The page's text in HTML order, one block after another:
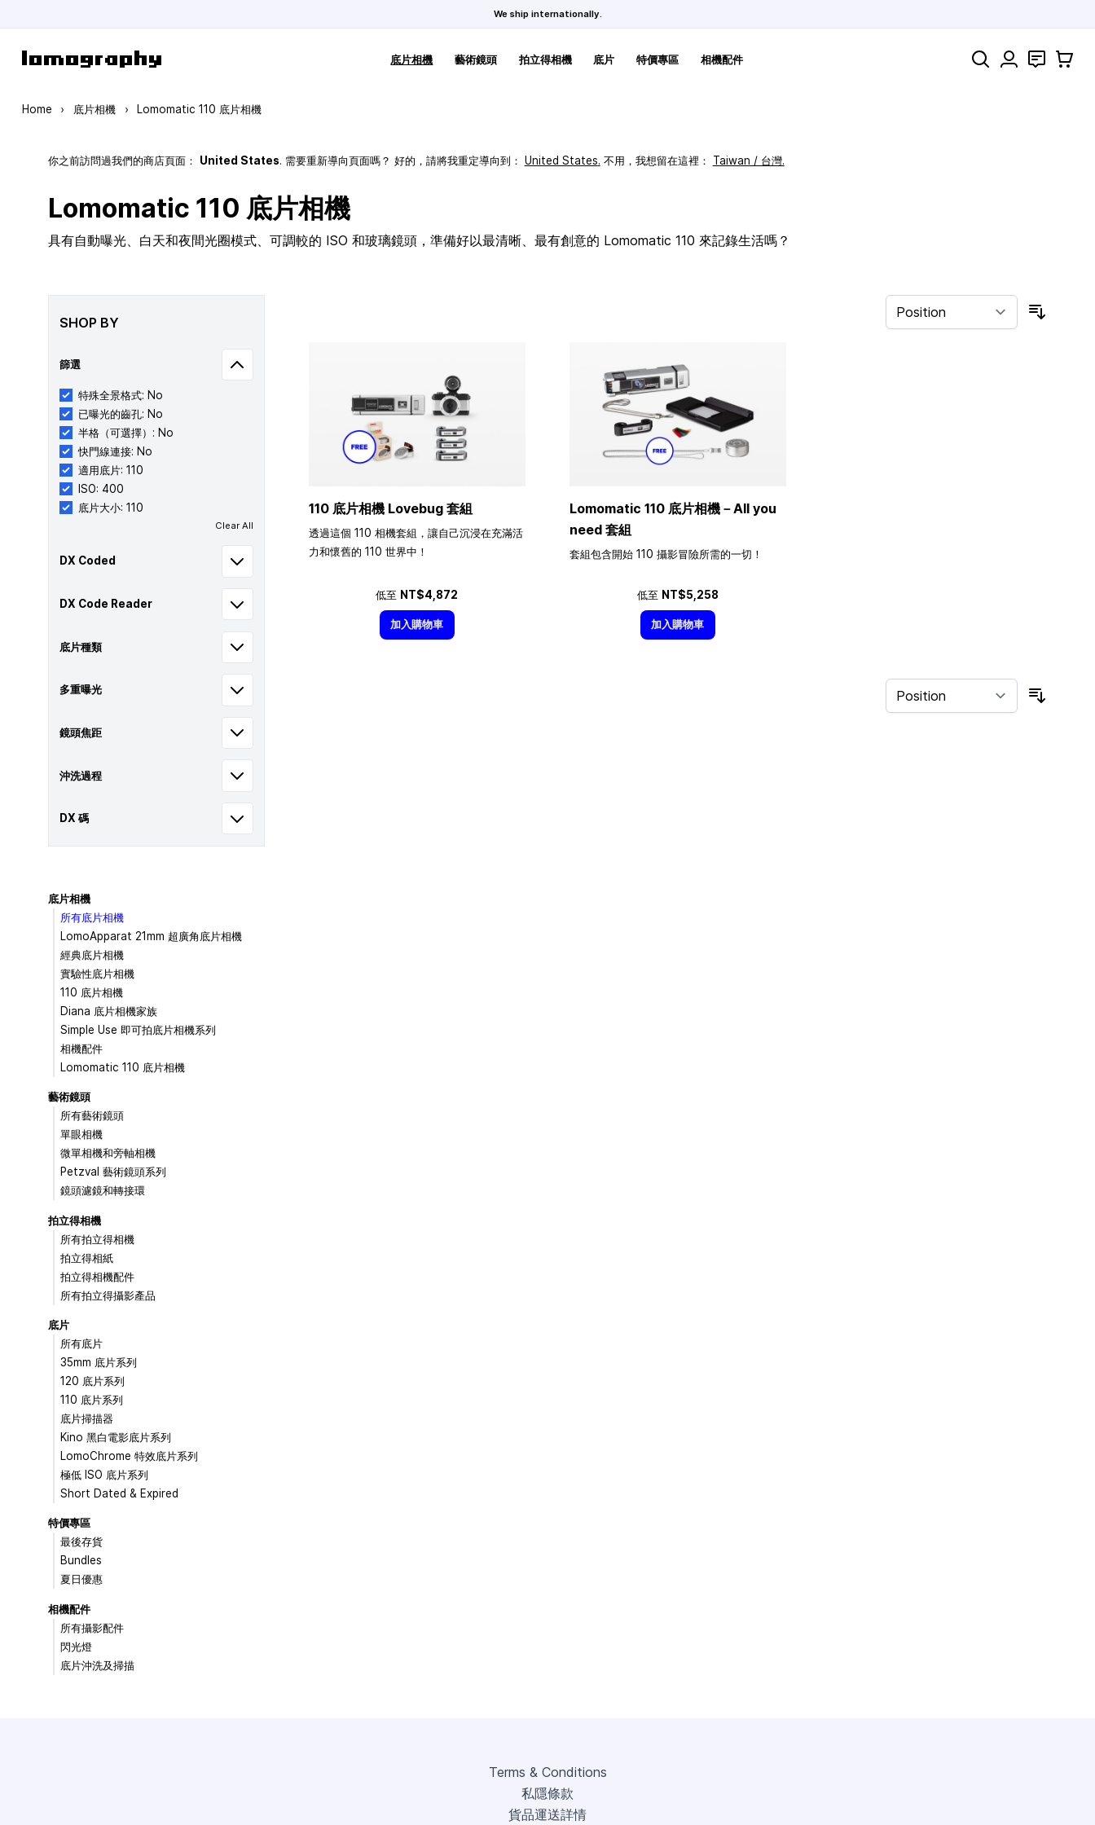
We ship internationally.
底片相機 藝術鏡頭 拍立得相機 底片 特價專區 相機配件 Search 聯絡 購物車
Home › 底片相機 › Lomomatic 110 底片相機
你之前訪問過我們的商店頁面： United States. 需要重新導向頁面嗎？ 好的，請將我重定導向到： United States. 不用，我想留在這裡： Taiwan / 台灣.
Lomomatic 110 底片相機
具有自動曝光、白天和夜間光圈模式、可調較的 ISO 和玻璃鏡頭，準備好以最清晰、最有創意的 Lomomatic 110 來記錄生活嗎？
SHOP BY
篩選
特殊全景格式: No
已曝光的齒孔: No
半格（可選擇）: No
快門線連接: No
適用底片: 110
ISO: 400
底片大小: 110
Clear All
DX Coded
DX Code Reader
底片種類
多重曝光
鏡頭焦距
沖洗過程
DX 碼
110 底片相機 Lovebug 套組
透過這個 110 相機套組，讓自己沉浸在充滿活
力和懷舊的 110 世界中！
低至 NT$4,872
加入購物車
Lomomatic 110 底片相機－All you
need 套組
套組包含開始 110 攝影冒險所需的一切！
低至 NT$5,258
加入購物車
底片相機
所有底片相機
LomoApparat 21mm 超廣角底片相機
經典底片相機
實驗性底片相機
110 底片相機
Diana 底片相機家族
Simple Use 即可拍底片相機系列
相機配件
Lomomatic 110 底片相機
藝術鏡頭
所有藝術鏡頭
單眼相機
微單相機和旁軸相機
Petzval 藝術鏡頭系列
鏡頭濾鏡和轉接環
拍立得相機
所有拍立得相機
拍立得相紙
拍立得相機配件
所有拍立得攝影產品
底片
所有底片
35mm 底片系列
120 底片系列
110 底片系列
底片掃描器
Kino 黑白電影底片系列
LomoChrome 特效底片系列
極低 ISO 底片系列
Short Dated & Expired
特價專區
最後存貨
Bundles
夏日優惠
相機配件
所有攝影配件
閃光燈
底片沖洗及掃描
Terms & Conditions
私隱條款
貨品運送詳情